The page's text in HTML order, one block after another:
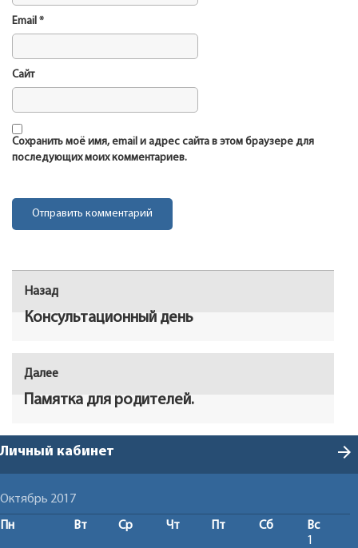
Email *
Сайт
Сохранить моё имя, email и адрес сайта в этом браузере для
последующих моих комментариев.
Навигация
по
записям
Назад
Консультационный день
Далее
Памятка для родителей.
Личный кабинет arrow_forward
Октябрь 2017
Пн Вт Ср Чт Пт Сб
Вс
1